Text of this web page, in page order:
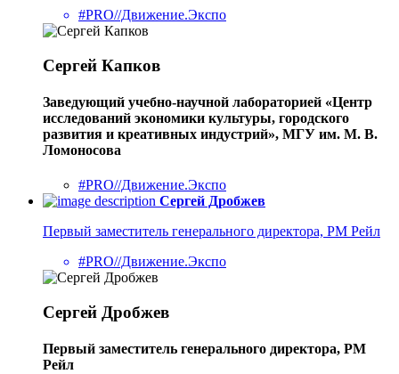
#PRO//Движение.Экспо
Сергей Капков
Заведующий учебно-научной лабораторией «Центр
исследований экономики культуры, городского
развития и креативных индустрий», МГУ им. М. В.
Ломоносова
#PRO//Движение.Экспо
Сергей Дробжев
Первый заместитель генерального директора, РМ Рейл
#PRO//Движение.Экспо
Сергей Дробжев
Первый заместитель генерального директора, РМ
Рейл